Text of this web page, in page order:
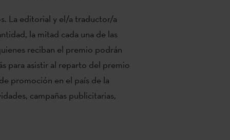
La editorial y el/a traductor/a
la mitad cada una de las
reciban el premio podrán
para asistir al reparto del premio
promoción en el país de la
campañas publicitarias,